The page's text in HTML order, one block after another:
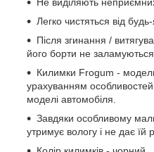
Не виділяють
Легко чистяться від
Після згинання /
його борти не
Килимки Frogum -
урахуванням особливостей
моделі автомобіля.
Завдяки особливому
утримує вологу і не дає їй